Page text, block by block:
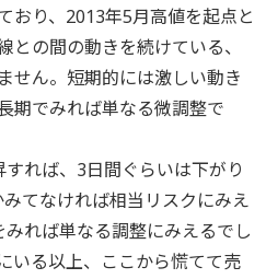
おり、2013年5月高値を起点と
との間の動きを続けている、
せん。短期的には激しい動き
期でみれば単なる微調整で
れば、3日間ぐらいは下がり
てなければ相当リスクにみえ
れば単なる調整にみえるでし
いる以上、ここから慌てて売